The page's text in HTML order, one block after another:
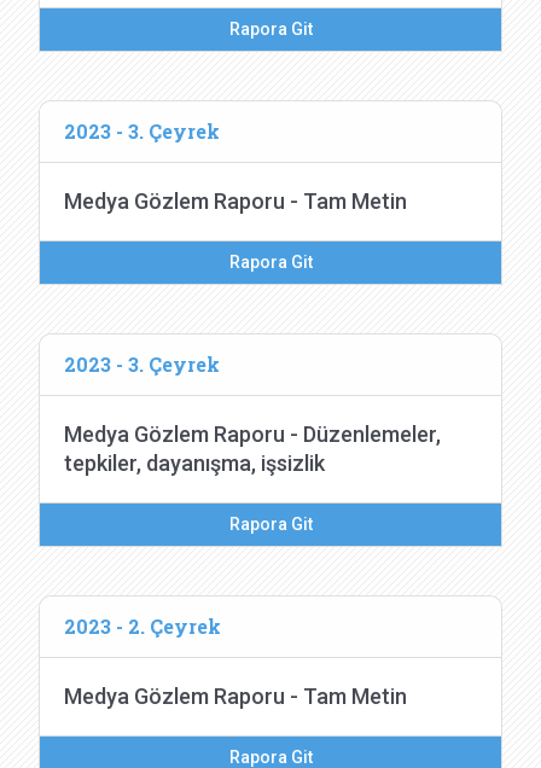
Rapora Git
2023 - 3. Çeyrek
Medya Gözlem Raporu - Tam Metin
Rapora Git
2023 - 3. Çeyrek
Medya Gözlem Raporu - Düzenlemeler,
tepkiler, dayanışma, işsizlik
Rapora Git
2023 - 2. Çeyrek
Medya Gözlem Raporu - Tam Metin
Rapora Git